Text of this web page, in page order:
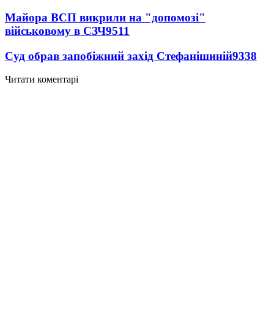
Майора ВСП викрили на "допомозі"
військовому в СЗЧ9511
Суд обрав запобіжний захід Стефанішиній9338
Читати коментарі